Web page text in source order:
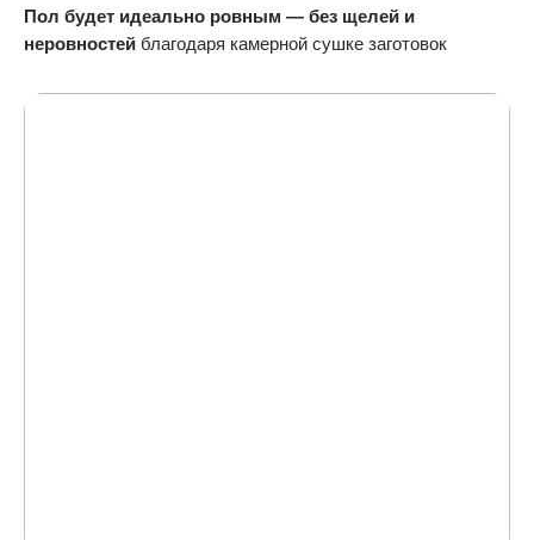
Пол будет идеально ровным — без щелей и
неровностей благодаря камерной сушке заготовок